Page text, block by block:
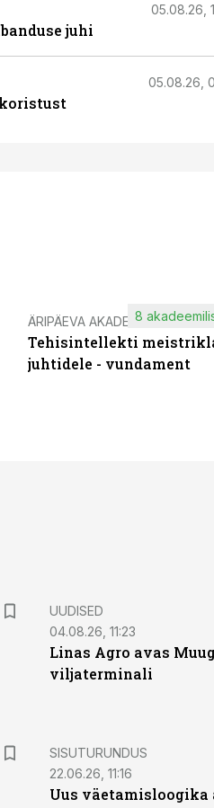
05.08.26,
juhi
05.08.26,
ÄRIPÄEVA AKADEEMIA
Tehisintellekti
juhtidele - vundament
8
UUDISED
04.08.26, 11:23
Linas Agro avas
viljaterminali
ST
SISUTURUNDUS
22.06.26, 11:16
Uus väetamisloogika